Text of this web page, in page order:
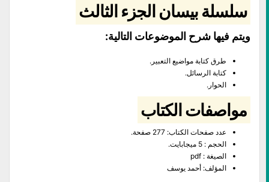
سلسلة بيسان الجزء الثالث
ويتم فيها شرح الموضوعات التالية:
طرق كتابة مواضيع التعبير.
كتابة الرسائل.
الحوار.
مواصفات الكتاب
عدد صفحات الكتاب: 277 صفحة.
الحجم : 5 ميجابايت.
الصيغة : pdf
المؤلف: أحمد يوسف